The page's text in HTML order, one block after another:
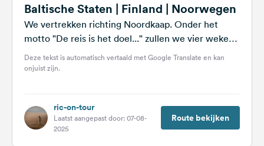
Baltische Staten | Finland | Noorwegen
We vertrekken richting Noordkaap. Onder het
motto "De reis is het doel..." zullen we vier weken
onderweg zijn met onze...
Deze tekst is automatisch vertaald met Google Translate en kan
onjuist zijn.
ric-on-tour
Laatst aangepast door: 07-08-
2025
Route bekijken